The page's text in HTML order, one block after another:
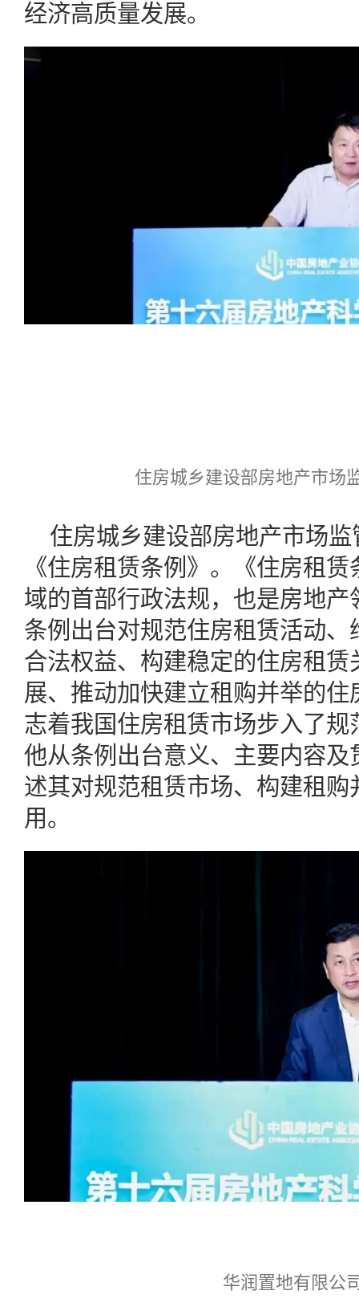
经济高质量发展。
住房城乡建设部房地产市场
住房城乡建设部房地产市场
《住房租赁条例》。《住房租
域的首部行政法规，也是房地
条例出台对规范住房租赁活动
合法权益、构建稳定的住房租
展、推动加快建立租购并举的
志着我国住房租赁市场步入了
他从条例出台意义、主要内容
述其对规范租赁市场、构建租
用。
华润置地有限公